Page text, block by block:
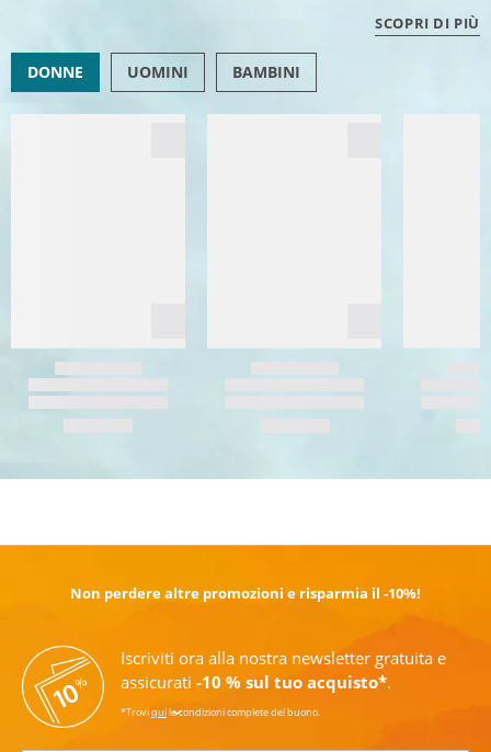
SCOPRI DI PIÙ
DONNE UOMINI BAMBINI
Non perdere altre promozioni e risparmia il -10%!
Iscriviti ora alla nostra newsletter gratuita e
assicurati -10 % sul tuo acquisto*.
*Troviquile condizioni complete del buono.